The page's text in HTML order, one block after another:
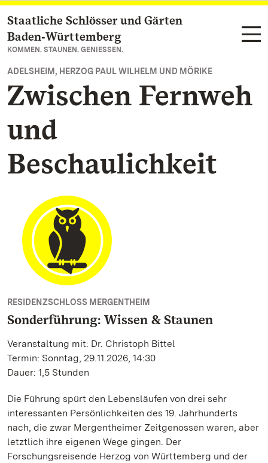
Zum Hauptinhalt springen
Staatliche Schlösser und Gärten
Baden‑Württemberg
KOMMEN. STAUNEN. GENIESSEN.
ADELSHEIM, HERZOG PAUL WILHELM UND MÖRIKE
Zwischen Fernweh
und
Beschaulichkeit
RESIDENZSCHLOSS MERGENTHEIM
Sonderführung: Wissen & Staunen
Veranstaltung mit: Dr. Christoph Bittel
Termin: Sonntag, 29.11.2026, 14:30
Dauer: 1,5 Stunden
Die Führung spürt den Lebensläufen von drei sehr
interessanten Persönlichkeiten des 19. Jahrhunderts
nach, die zwar Mergentheimer Zeitgenossen waren, aber
letztlich ihre eigenen Wege gingen. Der
Forschungsreisende Herzog von Württemberg und der